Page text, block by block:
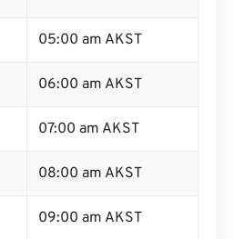
05:00 am AKST
06:00 am AKST
07:00 am AKST
08:00 am AKST
09:00 am AKST